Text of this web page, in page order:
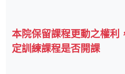
本院保留課程更動之權利
定訓練課程是否開課